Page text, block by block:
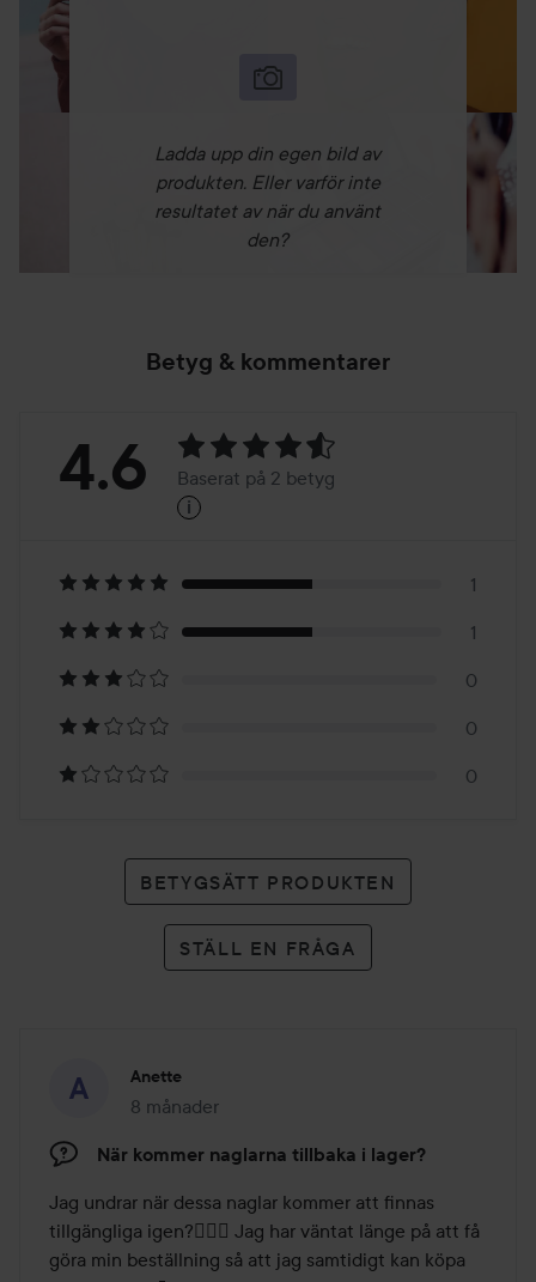
Ladda upp din egen bild av
produkten. Eller varför inte
resultatet av när du använt
den?
Betyg & kommentarer
Betyg:
Baserat
på
2
betyg
4.6 Baserat på 2 betyg
i
1
1
0
0
0
BETYGSÄTT PRODUKTEN
STÄLL EN FRÅGA
Anette
8 månader
Inlägget skapades 8 månader
När kommer naglarna tillbaka i lager?
Jag undrar när dessa naglar kommer att finnas
tillgängliga igen?🤷🏼‍♀️ Jag har väntat länge på att få
göra min beställning så att jag samtidigt kan köpa